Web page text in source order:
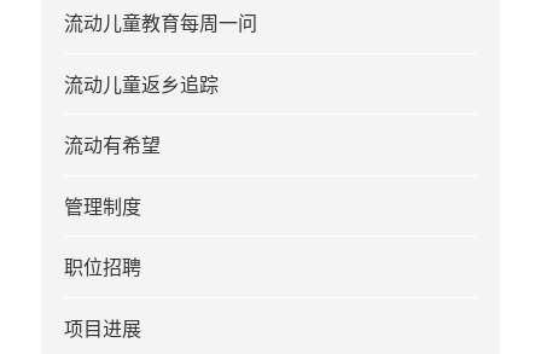
流动儿童教育每周一问
流动儿童返乡追踪
流动有希望
管理制度
职位招聘
项目进展